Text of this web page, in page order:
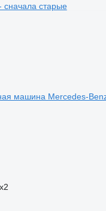
сначала старые
машина Mercedes-